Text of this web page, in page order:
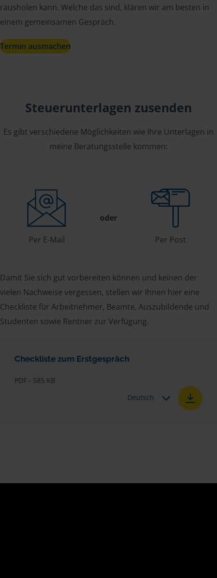
rausholen kann. Welche das sind, klären wir am besten in
einem gemeinsamen Gespräch.
Termin ausmachen
Steuerunterlagen zusenden
Es gibt verschiedene Möglichkeiten wie Ihre Unterlagen in
meine Beratungsstelle kommen:
Per E-Mail
oder
Per Post
Damit Sie sich gut vorbereiten können und keinen der
vielen Nachweise vergessen, stellen wir Ihnen hier eine
Checkliste für Arbeitnehmer, Beamte, Auszubildende und
Studenten sowie Rentner zur Verfügung.
Checkliste zum Erstgespräch
PDF - 585 KB
Deutsch